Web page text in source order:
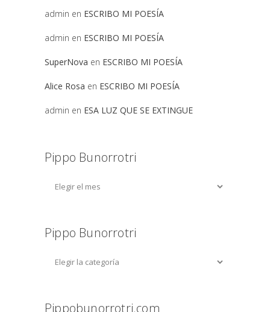
admin en ESCRIBO MI POESÍA
admin en ESCRIBO MI POESÍA
SuperNova en ESCRIBO MI POESÍA
Alice Rosa en ESCRIBO MI POESÍA
admin en ESA LUZ QUE SE EXTINGUE
Pippo Bunorrotri
Pippo Bunorrotri
Pippobunorrotri.com